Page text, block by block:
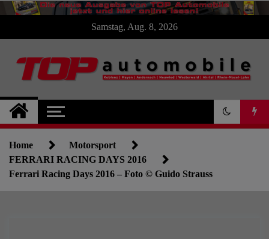
Samstag, Aug. 8, 2026
TOP Automobile : : :
die Autoseite für
Koblenz und die
Home
Motorsport
FERRARI RACING DAYS 2016
Ferrari Racing Days 2016 – Foto © Guido Strauss